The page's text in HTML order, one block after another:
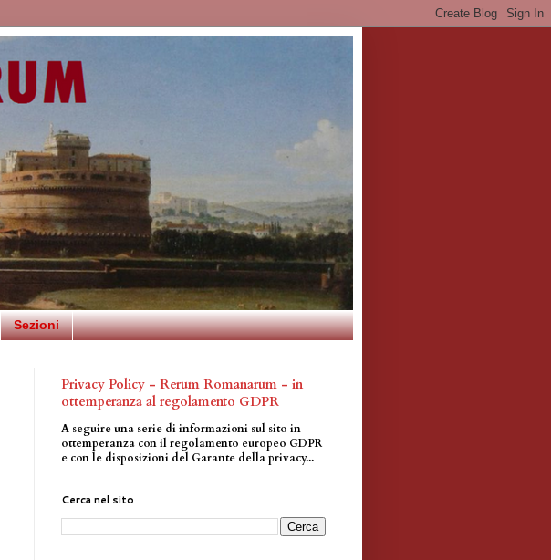
Sezioni
Privacy Policy - Rerum Romanarum - in
ottemperanza al regolamento GDPR
A seguire una serie di informazioni sul sito in
ottemperanza con il regolamento europeo GDPR
e con le disposizioni del Garante della privacy...
Cerca nel sito